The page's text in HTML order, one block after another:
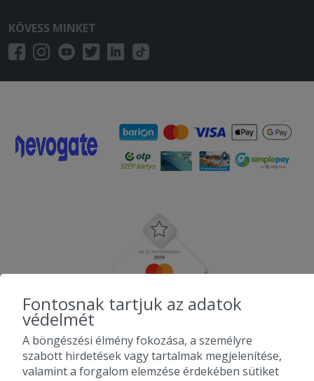
KÖVESS MINKET
Fontosnak tartjuk az adatok
védelmét
A böngészési élmény fokozása, a személyre
szabott hirdetések vagy tartalmak megjelenítése,
valamint a forgalom elemzése érdekében sütiket